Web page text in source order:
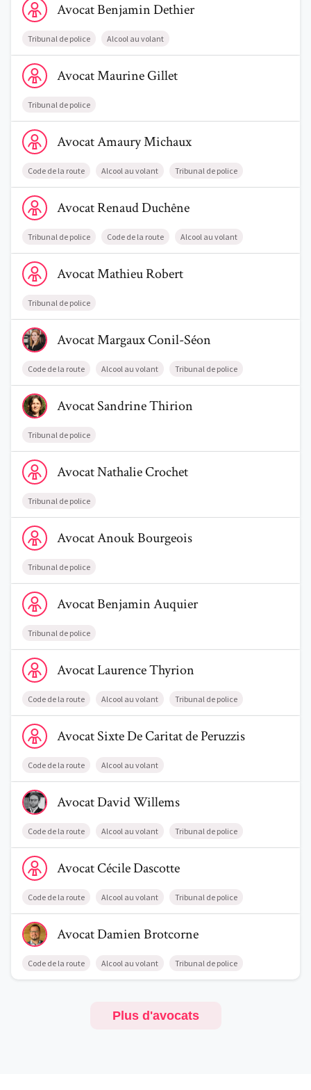
Blog
Comment nous vous aidons
Une start-up 100% indépendante
AvocatBenjaminDethier
Tribunal de police Alcool au volant
Voir le profil de AvocatMaurine Gillet
AvocatMaurineGillet
Tribunal de police
Voir le profil de AvocatAmaury Michaux
AvocatAmauryMichaux
Code de la route Alcool au volant Tribunal de police
Voir le profil de AvocatRenaud Duchêne
AvocatRenaudDuchêne
Tribunal de police Code de la route Alcool au volant
Voir le profil de AvocatMathieu Robert
AvocatMathieuRobert
Tribunal de police
Voir le profil de AvocatMargaux Conil-Séon
AvocatMargauxConil-Séon
Code de la route Alcool au volant Tribunal de police
Voir le profil de AvocatSandrine Thirion
AvocatSandrineThirion
Tribunal de police
Voir le profil de AvocatNathalie Crochet
AvocatNathalieCrochet
Tribunal de police
Voir le profil de AvocatAnouk Bourgeois
AvocatAnoukBourgeois
Tribunal de police
Voir le profil de AvocatBenjamin Auquier
AvocatBenjaminAuquier
Tribunal de police
Voir le profil de AvocatLaurence Thyrion
AvocatLaurenceThyrion
Code de la route Alcool au volant Tribunal de police
Voir le profil de AvocatSixte De Caritat de Peruzzis
AvocatSixteDe Caritat de Peruzzis
Code de la route Alcool au volant
Voir le profil de AvocatDavid Willems
AvocatDavidWillems
Code de la route Alcool au volant Tribunal de police
Voir le profil de AvocatCécile Dascotte
AvocatCécileDascotte
Code de la route Alcool au volant Tribunal de police
Voir le profil de AvocatDamien Brotcorne
AvocatDamienBrotcorne
Code de la route Alcool au volant Tribunal de police
Plus d'avocats